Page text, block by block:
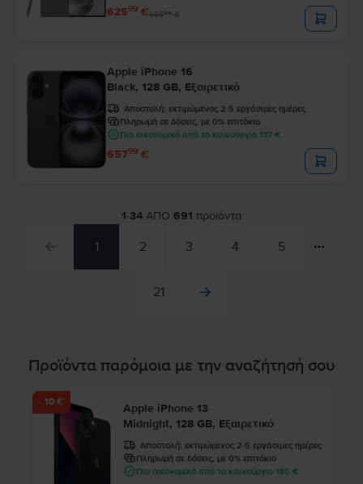
62599 €66699€
Apple iPhone 16
Black, 128 GB, Εξαιρετικό
Αποστολή: εκτιμώμενος 2-5 εργάσιμες ημέρες
Πληρωμή σε δόσεις, με 0% επιτόκιο
Πιο οικονομικό από το καινούργιο 137 €
65799 €
1-34 ΑΠΟ 691 προϊόντα
1 2 3 4 5
21
Προϊόντα παρόμοια με την αναζήτησή σου
- 10 €
Apple iPhone 13
Midnight, 128 GB, Εξαιρετικό
Αποστολή: εκτιμώμενος 2-5 εργάσιμες ημέρες
Πληρωμή σε δόσεις, με 0% επιτόκιο
Πιο οικονομικό από το καινούργιο 180 €